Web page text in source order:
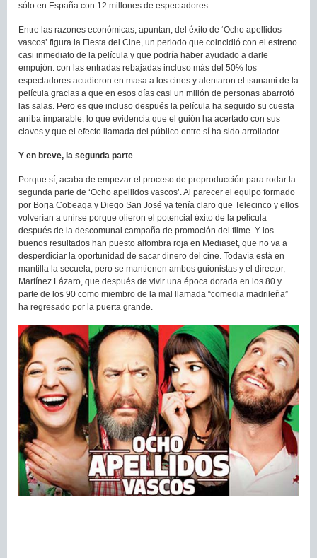
sólo en España con 12 millones de espectadores.
Entre las razones económicas, apuntan, del éxito de ‘Ocho apellidos
vascos’ figura la Fiesta del Cine, un periodo que coincidió con el estreno
casi inmediato de la película y que podría haber ayudado a darle
empujón: con las entradas rebajadas incluso más del 50% los
espectadores acudieron en masa a los cines y alentaron el tsunami de la
película gracias a que en esos días casi un millón de personas abarrotó
las salas. Pero es que incluso después la película ha seguido su cuesta
arriba imparable, lo que evidencia que el guión ha acertado con sus
claves y que el efecto llamada del público entre sí ha sido arrollador.
Y en breve, la segunda parte
Porque sí, acaba de empezar el proceso de preproducción para rodar la
segunda parte de ‘Ocho apellidos vascos’. Al parecer el equipo formado
por Borja Cobeaga y Diego San José ya tenía claro que Telecinco y ellos
volverían a unirse porque olieron el potencial éxito de la película
después de la descomunal campaña de promoción del filme. Y los
buenos resultados han puesto alfombra roja en Mediaset, que no va a
desperdiciar la oportunidad de sacar dinero del cine. Todavía está en
mantilla la secuela, pero se mantienen ambos guionistas y el director,
Martínez Lázaro, que después de vivir una época dorada en los 80 y
parte de los 90 como miembro de la mal llamada “comedia madrileña”
ha regresado por la puerta grande.